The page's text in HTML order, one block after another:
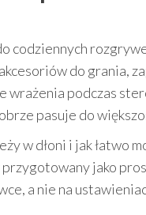
codziennych
do grania,
wrażenia podczas
pasuje do
w dłoni i jak łatwo
przygotowany jako
a nie na